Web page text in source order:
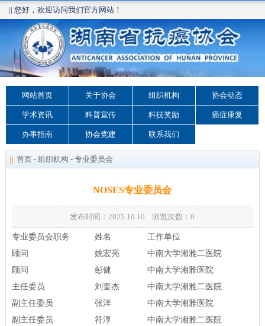
|| 您好，欢迎访问我们官方网站！
网站首页 关于协会 组织机构 协会动态
学术资讯 科普宣传 科技奖励 癌症康复
办事指南 协会党建 联系我们
|| 首页 - 组织机构 - 专业委员会
NOSES专业委员会
发布时间：2025.10.10 浏览次数：0
专业委员会职务 姓名
工作单位
顾问
姚宏亮
中南大学湘雅二医院
顾问
彭健
中南大学湘雅医院
主任委员
刘奎杰
中南大学湘雅二医院
副主任委员
张洋
中南大学湘雅医院
副主任委员
符淳
中南大学湘雅二医院